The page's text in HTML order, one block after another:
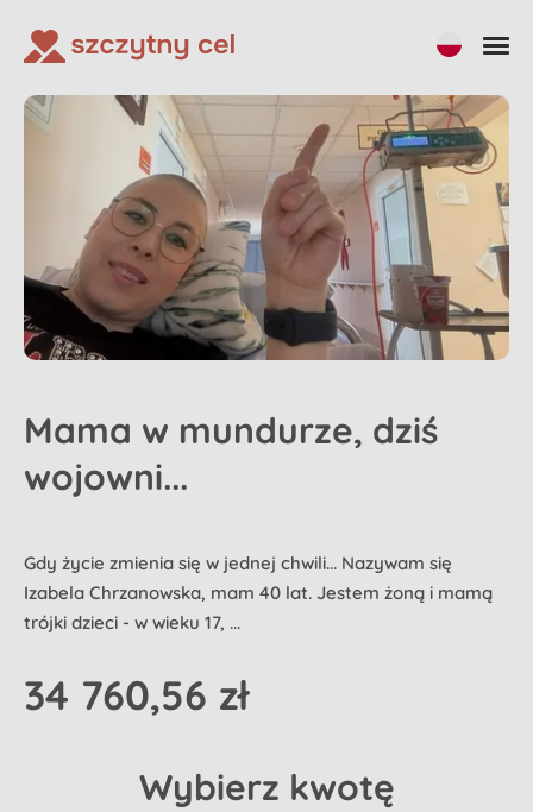
Mama w mundurze, dziś
wojowni...
Gdy życie zmienia się w jednej chwili... Nazywam się
Izabela Chrzanowska, mam 40 lat. Jestem żoną i mamą
trójki dzieci - w wieku 17, ...
34 760,56 zł
Wybierz kwotę